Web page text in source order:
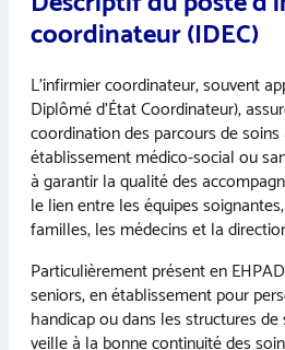
coordinateur (IDEC)
L’infirmier coordinateur, souvent
Diplômé d’État Coordinateur),
coordination des parcours de soins
établissement médico-social ou
à garantir la qualité des
le lien entre les équipes
familles, les médecins et la
Particulièrement présent en
seniors, en établissement pour
handicap ou dans les structures de
veille à la bonne continuité des